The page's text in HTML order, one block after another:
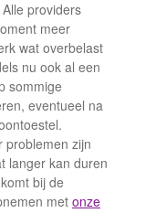
providers
meer
wat overbelast
nu ook al een
sommige
eventueel na
problemen zijn
langer kan duren
bij de
met onze